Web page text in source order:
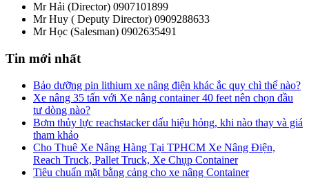
Mr Hải (Director) 0907101899
Mr Huy ( Deputy Director) 0909288633
Mr Học (Salesman) 0902635491
Tin mới nhất
Bảo dưỡng pin lithium xe nâng điện khác ắc quy chì thế nào?
Xe nâng 35 tấn với Xe nâng container 40 feet nên chọn đầu
tư dòng nào?
Bơm thủy lực reachstacker dấu hiệu hỏng, khi nào thay và giá
tham khảo
Cho Thuê Xe Nâng Hàng Tại TPHCM Xe Nâng Điện,
Reach Truck, Pallet Truck, Xe Chụp Container
Tiêu chuẩn mặt bằng cảng cho xe nâng Container